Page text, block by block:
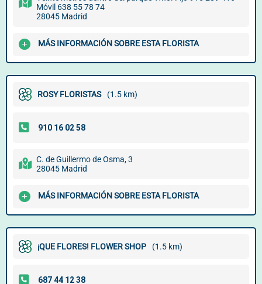
Móvil 638 55 78 74
28045 Madrid
MÁS INFORMACIÓN SOBRE ESTA FLORISTA
ROSY FLORISTAS (1.5 km)
C. de Guillermo de Osma, 3
28045 Madrid
MÁS INFORMACIÓN SOBRE ESTA FLORISTA
¡QUE FLORES! FLOWER SHOP (1.5 km)